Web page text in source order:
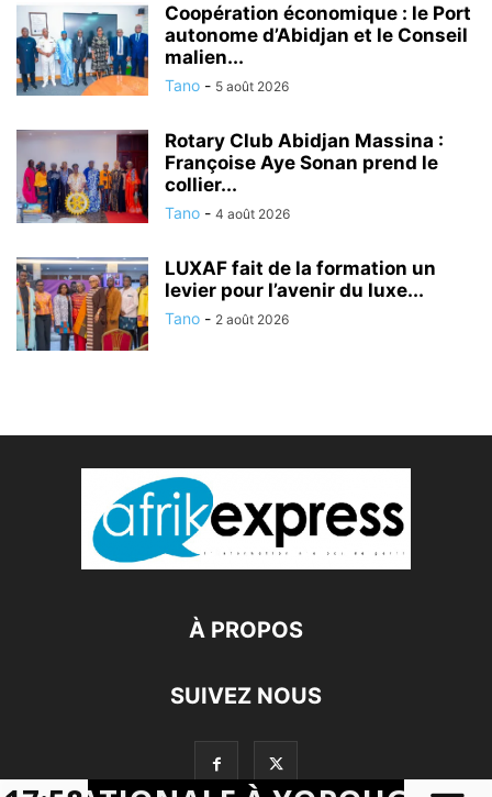
Coopération économique : le Port
autonome d’Abidjan et le Conseil
malien...
Tano - 5 août 2026
Rotary Club Abidjan Massina :
Françoise Aye Sonan prend le
collier...
Tano - 4 août 2026
LUXAF fait de la formation un
levier pour l’avenir du luxe...
Tano - 2 août 2026
À PROPOS
SUIVEZ NOUS